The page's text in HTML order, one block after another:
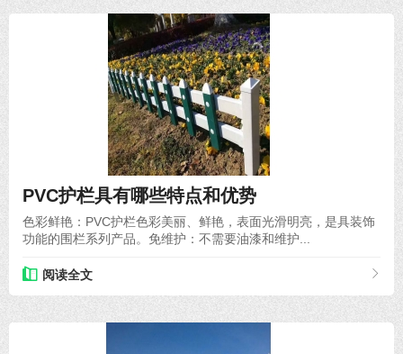
PVC护栏具有哪些特点和优势
色彩鲜艳：PVC护栏色彩美丽、鲜艳，表面光滑明亮，是具装饰
功能的围栏系列产品。免维护：不需要油漆和维护...
阅读全文